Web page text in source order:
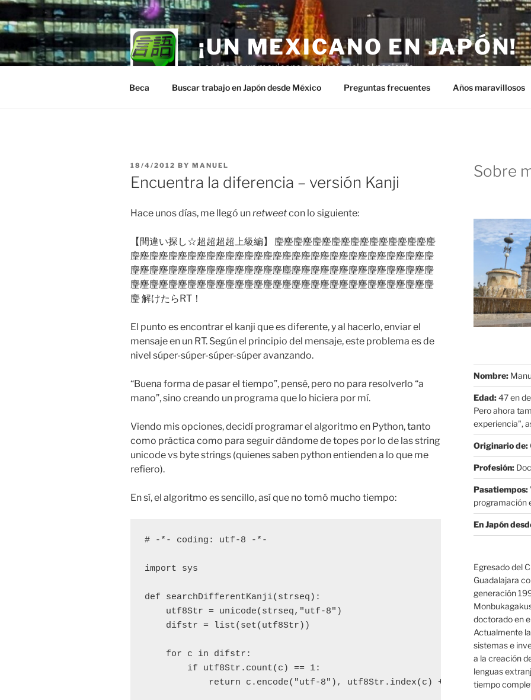
Skip
to
content
¡UN MEXICANO EN JAPÓN!
La vida de un mexicano en el país del sol naciente.
Beca Buscar trabajo en Japón desde México Preguntas frecuentes Años maravillosos
POSTED
ON
18/4/2012 BY MANUEL
Encuentra la diferencia – versión Kanji
Hace unos días, me llegó unretweetcon lo siguiente:
【間違い探し☆超超超超上級編】 麈麈麈麈麈麈麈麈麈麈麈麈麈麈麈麈麈
麈麈麈麈麈麈麈麈麈麈麈麈麈麈麈麈麈麈麈麈麈麈麈麈麈麈麈麈麈麈麈麈
麈麈麈麈麈麈麈麈麈麈麈麈麈麈麈麈塵麈麈麈麈麈麈麈麈麈麈麈麈麈麈麈
麈麈麈麈麈麈麈麈麈麈麈麈麈麈麈麈麈麈麈麈麈麈麈麈麈麈麈麈麈麈麈麈
麈 解けたらRT！
El punto es encontrar el kanji que es diferente, y al hacerlo, enviar el
mensaje en un RT. Según el principio del mensaje, este problema es de
nivel súper-súper-súper-súper avanzando.
“Buena forma de pasar el tiempo”, pensé, pero no para resolverlo “a
mano”, sino creando un programa que lo hiciera por mí.
Viendo mis opciones, decidí programar el algoritmo en Python, tanto
como práctica como para seguir dándome de topes por lo de las string
unicode vs byte strings (quienes saben python entienden a lo que me
refiero).
En sí, el algoritmo es sencillo, así que no tomó mucho tiempo:
# -*- coding: utf-8 -*-
import sys
def searchDifferentKanji(strseq):
    utf8Str = unicode(strseq,"utf-8")
    difstr = list(set(utf8Str))
    for c in difstr:
        if utf8Str.count(c) == 1:
            return c.encode("utf-8"), utf8Str.index(c) + 1
Sobre
Nombre:
Edad:47 en
Pero ahora
experiencia",
Originario de:
Profesión:
Pasatiempos:
programación
En Japón
Egresado del
Guadalajara
generación
doctorado en
Actualmente
sistemas e
a la creación
lenguas
tiempo